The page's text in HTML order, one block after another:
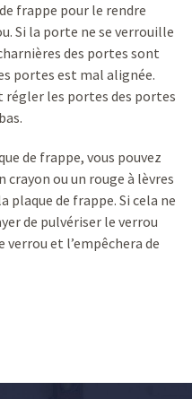
frappe pour le rendre
Si la porte ne se verrouille
des portes sont
portes est mal alignée.
régler les portes des portes
de frappe, vous pouvez
crayon ou un rouge à lèvres
de frappe. Si cela ne
de pulvériser le verrou
et l’empêchera de